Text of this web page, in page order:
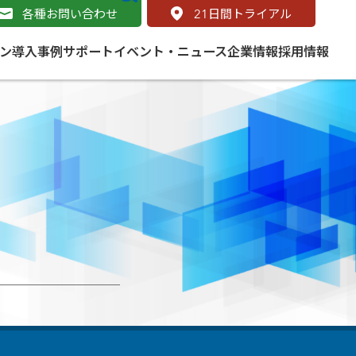
Cloud Service
のマネージドサービス
ング プラットフォーム
モビリティ
導入事例 サポート
理情報システム）とは
解説
学ぼう ArcGIS
ルサイト
イベント・ニュース企業情報採用情報
各種お問い合わせ 21 日間トライアル